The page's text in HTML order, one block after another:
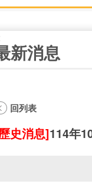
新消息
回列表
史消息]114年